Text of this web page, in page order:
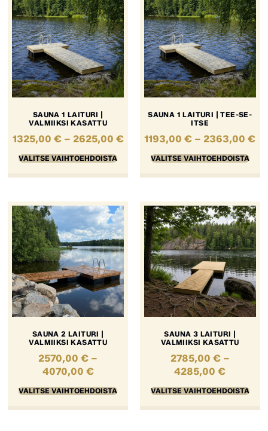
SAUNA 1 LAITURI |
VALMIIKSI KASATTU
1325,00 € – 2625,00 €
VALITSE VAIHTOEHDOISTA
SAUNA 1 LAITURI | TEE-SE-
ITSE
1193,00€ – 2363,00€
VALITSE VAIHTOEHDOISTA
SAUNA 2 LAITURI |
VALMIIKSI KASATTU
2570,00€ –
4070,00 €
VALITSE VAIHTOEHDOISTA
SAUNA 3 LAITURI |
VALMIIKSI KASATTU
2785,00 € –
4285,00€
VALITSE VAIHTOEHDOISTA